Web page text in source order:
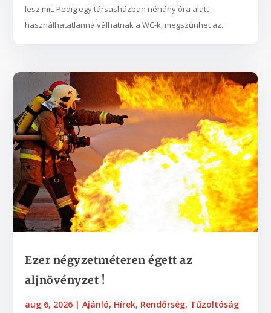
lesz mit. Pedig egy társasházban néhány óra alatt
használhatatlanná válhatnak a WC-k, megszűnhet az...
Ezer négyzetméteren égett az
aljnövényzet !
aug 6, 2026 |Ajánló, Hírek, Rendőrség, Tűzoltóság